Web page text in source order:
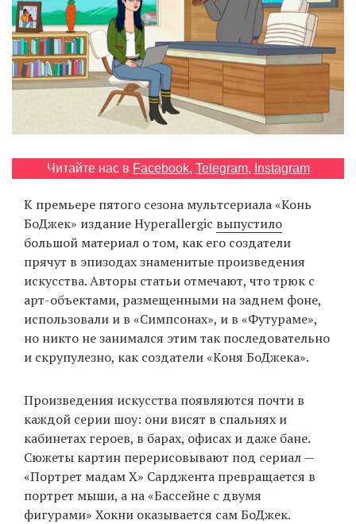
EN
UA
Читайте нас в Facebook, Telegram, Instagram
К премьере пятого сезона мультсериала «Конь
БоДжек» издание Hyperallergic выпустило
большой материал о том, как его создатели
прячут в эпизодах знаменитые произведения
искусства. Авторы статьи отмечают, что трюк с
арт-объектами, размещенными на заднем фоне,
использовали и в «Симпсонах», и в «Футураме»,
но никто не занимался этим так последовательно
и скрупулезно, как создатели «Коня БоДжека».
Произведения искусства появляются почти в
каждой серии шоу: они висят в спальнях и
кабинетах героев, в барах, офисах и даже бане.
Сюжеты картин перерисовывают под сериал —
«Портрет мадам Х» Сарджента превращается в
портрет мыши, а на «Бассейне с двумя
фигурами» Хокни оказывается сам БоДжек.